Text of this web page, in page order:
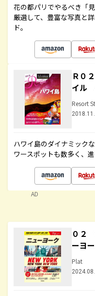
花の都パリでやるべき「
厳選して、豊富な写真と
ド。
Ｒ０
イル
Resort
ハワイ島のダイナミック
ワースポットも数多く、
AD
０２
ーヨ
Plat